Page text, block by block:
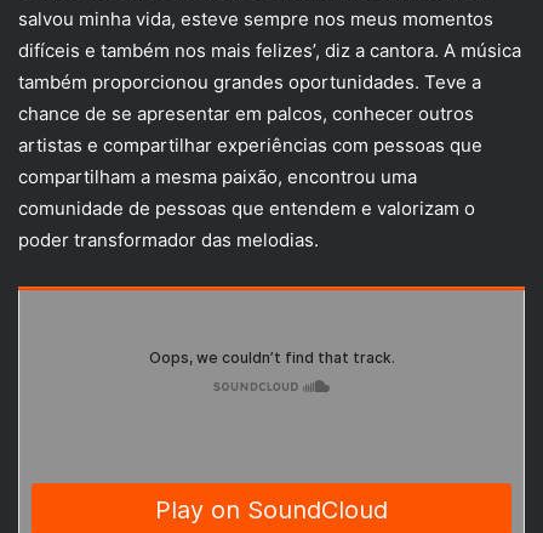
salvou minha vida, esteve sempre nos meus momentos
difíceis e também nos mais felizes’, diz a cantora. A música
também proporcionou grandes oportunidades. Teve a
chance de se apresentar em palcos, conhecer outros
artistas e compartilhar experiências com pessoas que
compartilham a mesma paixão, encontrou uma
comunidade de pessoas que entendem e valorizam o
poder transformador das melodias.